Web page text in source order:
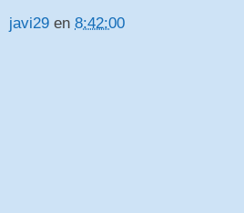
javi29 en 8:42:00